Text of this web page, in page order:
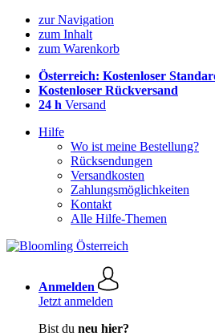
zur Navigation
zum Inhalt
zum Warenkorb
Österreich: Kostenloser
Kostenloser Rückversand
24 h Versand
Hilfe
Wo ist meine Bestellung?
Rücksendungen
Versandkosten
Zahlungsmöglichkeiten
Kontakt
Alle Hilfe-Themen
Anmelden
Jetzt anmelden
Bist du neu hier?